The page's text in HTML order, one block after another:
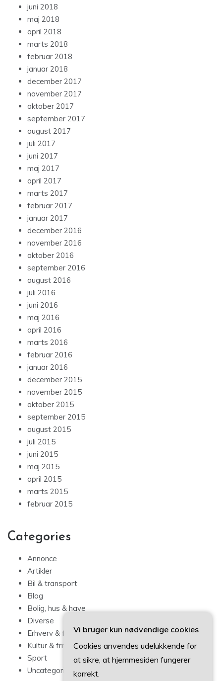
juni 2018
maj 2018
april 2018
marts 2018
februar 2018
januar 2018
december 2017
november 2017
oktober 2017
september 2017
august 2017
juli 2017
juni 2017
maj 2017
april 2017
marts 2017
februar 2017
januar 2017
december 2016
november 2016
oktober 2016
september 2016
august 2016
juli 2016
juni 2016
maj 2016
april 2016
marts 2016
februar 2016
januar 2016
december 2015
november 2015
oktober 2015
september 2015
august 2015
juli 2015
juni 2015
maj 2015
april 2015
marts 2015
februar 2015
Categories
Annonce
Artikler
Bil & transport
Blog
Bolig, hus & have
Diverse
Erhverv & forbrug
Kultur & fritid
Sport
Uncategorized
Vi bruger kun nødvendige cookies
Cookies anvendes udelukkende for
at sikre, at hjemmesiden fungerer
korrekt.